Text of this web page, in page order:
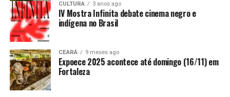
CULTURA 3 anos ago
IV Mostra Infinita debate cinema negro e
indígena no Brasil
CEARÁ 9 meses ago
Expoece 2025 acontece até domingo (16/11) em
Fortaleza